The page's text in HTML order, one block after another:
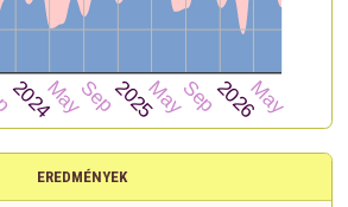
EREDMÉNYEK